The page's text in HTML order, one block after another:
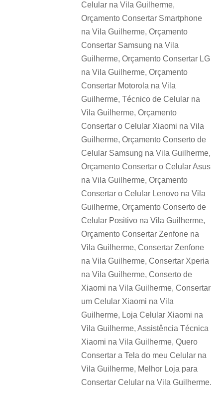
Celular na Vila Guilherme,
Orçamento Consertar Smartphone
na Vila Guilherme, Orçamento
Consertar Samsung na Vila
Guilherme, Orçamento Consertar LG
na Vila Guilherme, Orçamento
Consertar Motorola na Vila
Guilherme, Técnico de Celular na
Vila Guilherme, Orçamento
Consertar o Celular Xiaomi na Vila
Guilherme, Orçamento Conserto de
Celular Samsung na Vila Guilherme,
Orçamento Consertar o Celular Asus
na Vila Guilherme, Orçamento
Consertar o Celular Lenovo na Vila
Guilherme, Orçamento Conserto de
Celular Positivo na Vila Guilherme,
Orçamento Consertar Zenfone na
Vila Guilherme, Consertar Zenfone
na Vila Guilherme, Consertar Xperia
na Vila Guilherme, Conserto de
Xiaomi na Vila Guilherme, Consertar
um Celular Xiaomi na Vila
Guilherme, Loja Celular Xiaomi na
Vila Guilherme, Assistência Técnica
Xiaomi na Vila Guilherme, Quero
Consertar a Tela do meu Celular na
Vila Guilherme, Melhor Loja para
Consertar Celular na Vila Guilherme.